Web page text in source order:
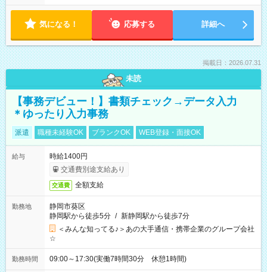
気になる！ 応募する 詳細へ
掲載日：2026.07.31
未読
【事務デビュー！】書類チェック→データ入力
＊ゆったり入力事務
派遣 職種未経験OK ブランクOK WEB登録・面接OK
給与
時給1400円
交通費別途支給あり
交通費 全額支給
勤務地
静岡市葵区
静岡駅から徒歩5分 / 新静岡駅から徒歩7分
＜みんな知ってる♪＞あの大手通信・携帯企業のグループ会社
☆
勤務時間 09:00～17:30(実働7時間30分 休憩1時間)